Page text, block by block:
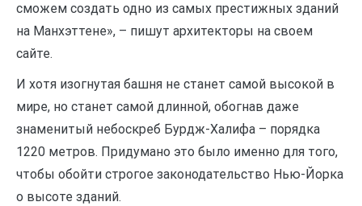
сможем создать одно из самых престижных зданий
на Манхэттене», – пишут архитекторы на своем
сайте.
И хотя изогнутая башня не станет самой высокой в
мире, но станет самой длинной, обогнав даже
знаменитый небоскреб Бурдж-Халифа – порядка
1220 метров. Придумано это было именно для того,
чтобы обойти строгое законодательство Нью-Йорка
о высоте зданий.